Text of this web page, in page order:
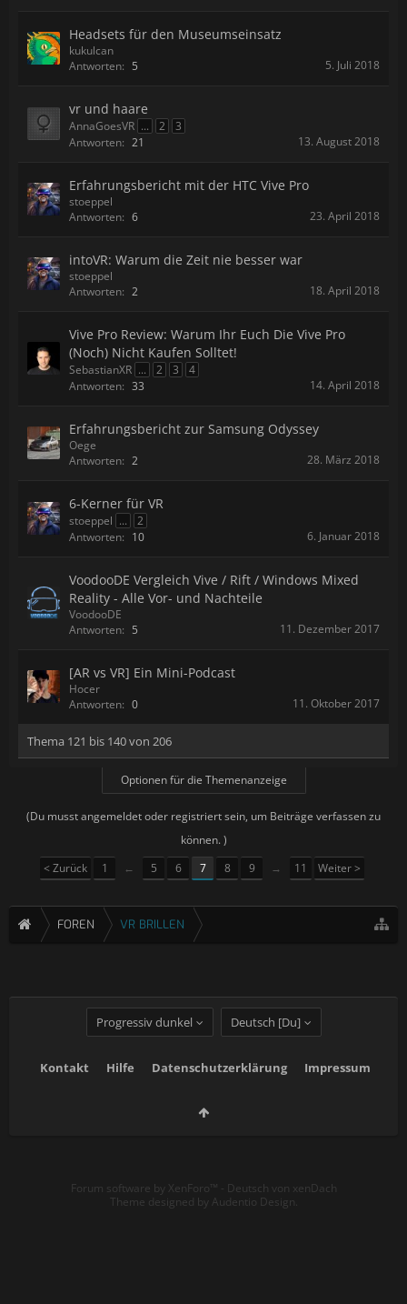
Headsets für den Museumseinsatz
kukulcan
Antworten: 5 5. Juli 2018
vr und haare
AnnaGoesVR ... 2
3
Antworten: 21 13. August 2018
Erfahrungsbericht mit der HTC Vive Pro
stoeppel
Antworten: 6 23. April 2018
intoVR: Warum die Zeit nie besser war
stoeppel
Antworten: 2 18. April 2018
Vive Pro Review: Warum Ihr Euch Die Vive Pro
(Noch) Nicht Kaufen Solltet!
SebastianXR ... 2 3
4
Antworten: 33 14. April 2018
Erfahrungsbericht zur Samsung Odyssey
Oege
Antworten: 2 28. März 2018
6-Kerner für VR
stoeppel ...
2
Antworten: 10 6. Januar 2018
VoodooDE Vergleich Vive / Rift / Windows Mixed
Reality - Alle Vor- und Nachteile
VoodooDE
Antworten: 5 11. Dezember 2017
[AR vs VR] Ein Mini-Podcast
Hocer
Antworten: 0 11. Oktober 2017
Thema 121 bis 140 von 206
Optionen für die Themenanzeige
(Du musst angemeldet oder registriert sein, um Beiträge verfassen zu
können. )
< Zurück
1 ← 5 6 7 8 9 → 11 Weiter >
FOREN VR BRILLEN
Progressiv dunkel Deutsch [Du]
Kontakt Hilfe Datenschutzerklärung Impressum
Forum software by XenForo™ - Deutsch von xenDach
Theme designed by Audentio Design.